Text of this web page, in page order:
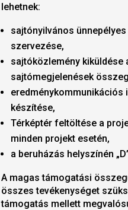
lehetnek:
sajtónyilvános
szervezése,
sajtóközlemény kiküldése
sajtómegjelenések
készítése,
Térképtér feltöltése a
minden projekt esetén,
a beruházás helyszínén
A magas támogatási
összes tevékenységet
támogatás mellett